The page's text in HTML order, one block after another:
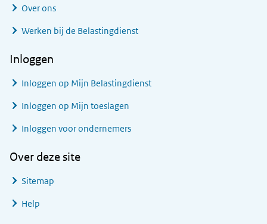
Over ons
Werken bij de Belastingdienst
Inloggen
Inloggen op Mijn Belastingdienst
Inloggen op Mijn toeslagen
Inloggen voor ondernemers
Over deze site
Sitemap
Help